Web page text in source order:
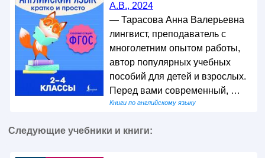
А.В., 2024
— Тарасова Анна Валерьевна
лингвист, преподаватель с
многолетним опытом работы,
автор популярных учебных
пособий для детей и взрослых.
Перед вами современный, …
Книги по английскому языку
Следующие учебники и книги: